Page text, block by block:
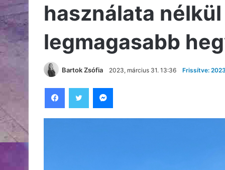
használata
legmagasabb
Bartok Zsófia 2023, március 31. 13:36 Frissítve: